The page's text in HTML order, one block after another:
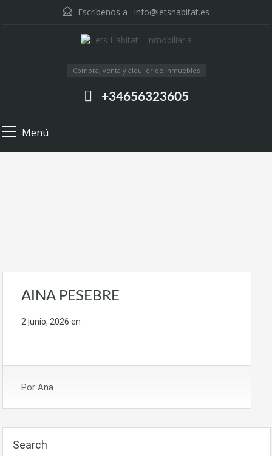
Escríbenos a : info@letshabitat.es
Compra, venta y alquiler de inmuebles
+34656323605
Menú
AINA PESEBRE
2 junio, 2026 en
Por Ana
Search